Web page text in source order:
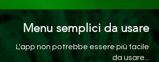
Menu semplici da usare
L'app non potrebbe essere più facile
da usare...